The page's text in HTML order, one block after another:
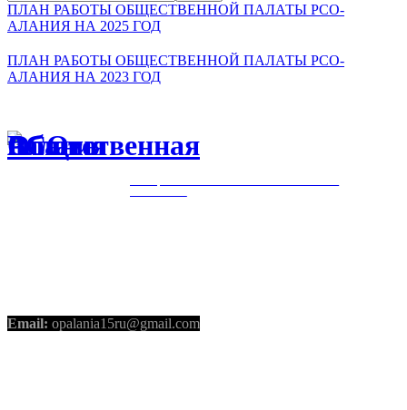
ПЛАН РАБОТЫ ОБЩЕСТВЕННОЙ ПАЛАТЫ РСО-
АЛАНИЯ НА 2025 ГОД
ПЛАН РАБОТЫ ОБЩЕСТВЕННОЙ ПАЛАТЫ РСО-
АЛАНИЯ НА 2023 ГОД
Email: opalania15ru@gmail.com